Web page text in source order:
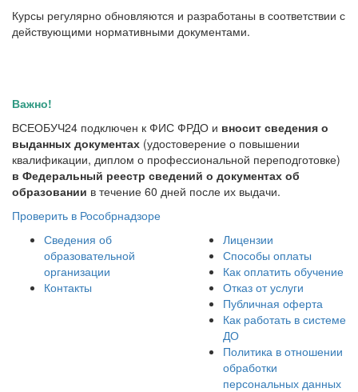
Курсы регулярно обновляются и разработаны в соответствии с
действующими нормативными документами.
Важно!
ВСЕОБУЧ24 подключен к ФИС ФРДО и вносит сведения о
выданных документах (удостоверение о повышении
квалификации, диплом о профессиональной переподготовке)
в Федеральный реестр сведений о документах об
образовании в течение 60 дней после их выдачи.
Проверить в Рособрнадзоре
Сведения об
образовательной
организации
Контакты
Лицензии
Способы оплаты
Как оплатить обучение
Отказ от услуги
Публичная оферта
Как работать в системе
ДО
Политика в отношении
обработки
персональных данных